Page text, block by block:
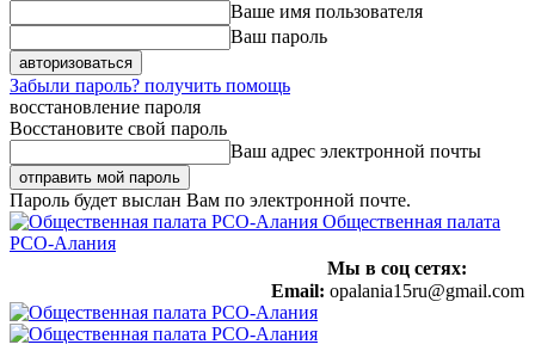
Ваше имя пользователя
Ваш пароль
Забыли пароль? получить помощь
восстановление пароля
Восстановите свой пароль
Ваш адрес электронной почты
Пароль будет выслан Вам по электронной почте.
Общественная палата
РСО-Алания
Мы в соц сетях:
Email: opalania15ru@gmail.com